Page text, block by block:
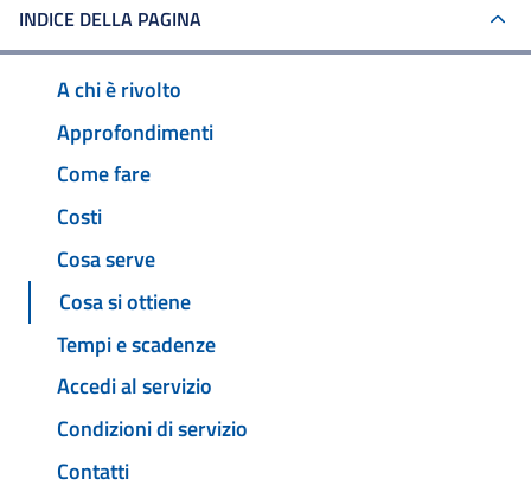
INDICE DELLA PAGINA
A chi è rivolto
Approfondimenti
Come fare
Costi
Cosa serve
Cosa si ottiene
Tempi e scadenze
Accedi al servizio
Condizioni di servizio
Contatti